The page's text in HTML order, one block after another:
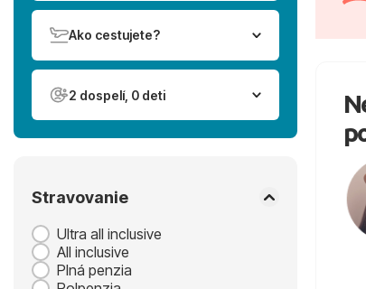
Ako cestujete?
2 dospelí, 0 deti
Stravovanie
Ultra all inclusive
All inclusive
Plná penzia